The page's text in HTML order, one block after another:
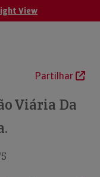
View
Partilhar
Viária Da